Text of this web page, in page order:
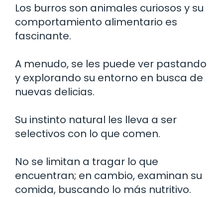
Los burros son animales curiosos y su
comportamiento alimentario es
fascinante.
A menudo, se les puede ver pastando
y explorando su entorno en busca de
nuevas delicias.
Su instinto natural les lleva a ser
selectivos con lo que comen.
No se limitan a tragar lo que
encuentran; en cambio, examinan su
comida, buscando lo más nutritivo.